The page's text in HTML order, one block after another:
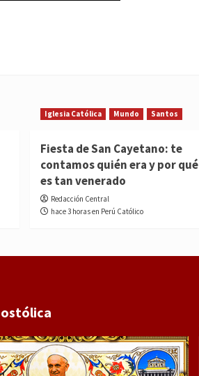
Iglesia Católica Mundo Santos
Fiesta de San Cayetano: te
contamos quién era y por qué
es tan venerado
Redacción Central
hace 3 horas en Perú Católico